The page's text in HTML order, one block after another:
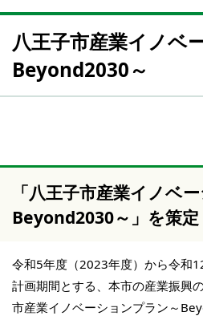
八王子市産業イノベ
Beyond2030～
「八王子市産業イノベ
Beyond2030～」を策定
令和5年度（2023年度）から令和
計画期間とする、本市の産業振興
市産業イノベーションプラン～